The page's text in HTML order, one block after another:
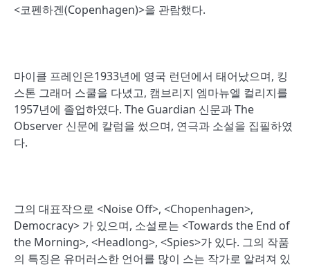
<코펜하겐(Copenhagen)>을 관람했다.
마이클 프레인은1933년에 영국 런던에서 태어났으며, 킹
스톤 그래머 스쿨을 다녔고, 캠브리지 엠마뉴엘 컬리지를
1957년에 졸업하였다. The Guardian 신문과 The
Observer 신문에 칼럼을 썼으며, 연극과 소설을 집필하였
다.
그의 대표작으로 <Noise Off>, <Chopenhagen>,
Democracy> 가 있으며, 소설로는 <Towards the End of
the Morning>, <Headlong>, <Spies>가 있다. 그의 작품
의 특징은 유머러스한 언어를 많이 스는 작가로 알려져 있